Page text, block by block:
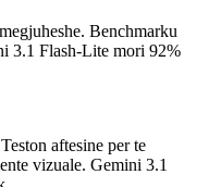
. Benchmarku
3.1 Flash-Lite mori 92%
Teston aftesine per te
vizuale. Gemini 3.1